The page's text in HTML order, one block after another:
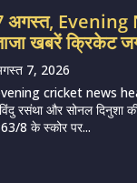
अगस्त, Evening
खबरें क्रिकेट
7, 2026
cricket news
रसंथा और सोनल दिनुशा
8 के स्कोर पर...